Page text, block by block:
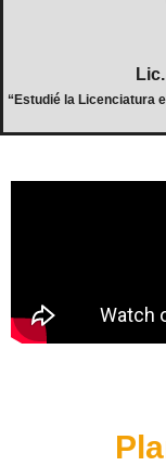
“Estudié la Licenciatura